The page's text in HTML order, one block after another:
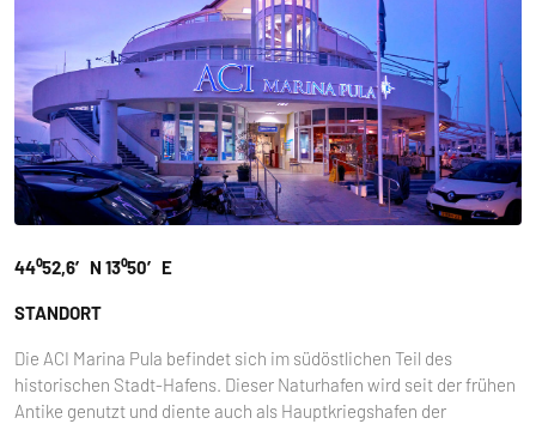
44⁰52,6′ N 13⁰50′ E
STANDORT
Die ACI Marina Pula befindet sich im südöstlichen Teil des
historischen Stadt-Hafens. Dieser Naturhafen wird seit der frühen
Antike genutzt und diente auch als Hauptkriegshafen der